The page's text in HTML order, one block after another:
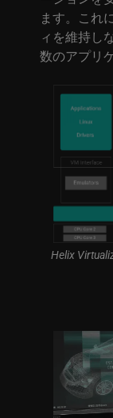
ます。これ
ィを維持し
数のアプリ
Helix